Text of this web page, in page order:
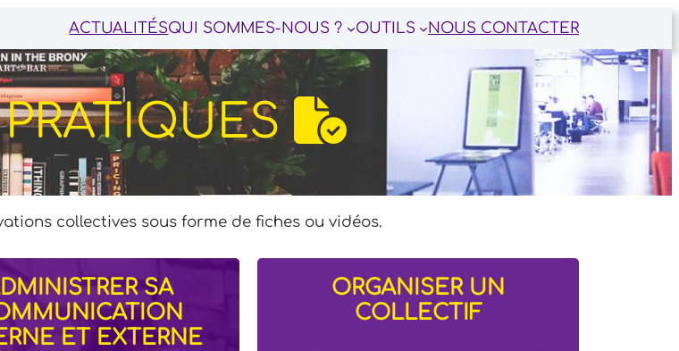
ACTUALITÉSQUI SOMMES-NOUS ? OUTILS NOUS CONTACTER
collectives sous forme de fiches ou vidéos.
SA
ET EXTERNE
ORGANISER UN
COLLECTIF